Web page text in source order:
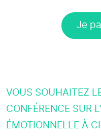
Je
VOUS SOUHAITEZ
CONFÉRENCE SUR
ÉMOTIONNELLE À